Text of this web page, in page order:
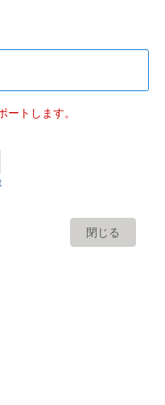
トします。